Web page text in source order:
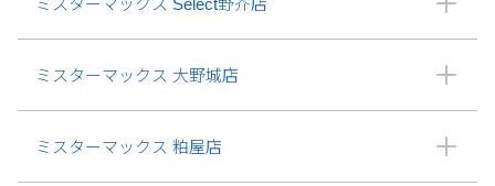
ミスターマックス 大野城店
ミスターマックス 粕屋店